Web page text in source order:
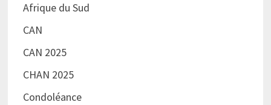
Afrique du Sud
CAN
CAN 2025
CHAN 2025
Condoléance